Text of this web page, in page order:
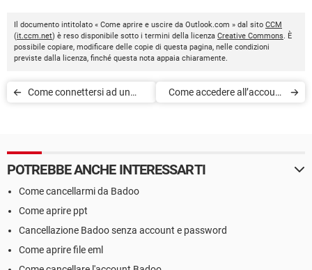
Il documento intitolato « Come aprire e uscire da Outlook.com » dal sito CCM
(it.ccm.net) è reso disponibile sotto i termini della licenza Creative Commons. È
possibile copiare, modificare delle copie di questa pagina, nelle condizioni
previste dalla licenza, finché questa nota appaia chiaramente.
Come connettersi ad un
Come accedere all’account
POTREBBE ANCHE INTERESSARTI
Come cancellarmi da Badoo
Come aprire ppt
Cancellazione Badoo senza account e password
Come aprire file eml